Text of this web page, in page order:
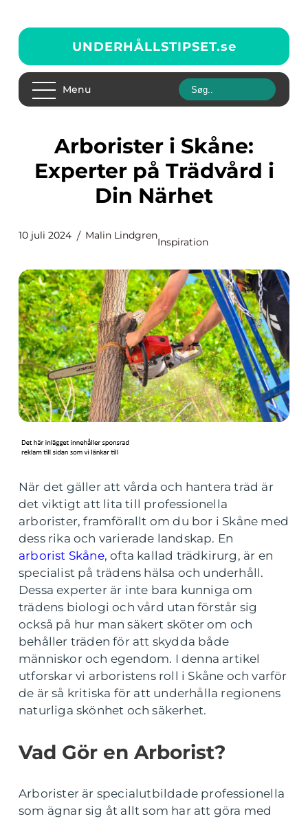
UNDERHÅLLSTIPSET.se
Menu
Arborister i Skåne:
Experter på Trädvård i
Din Närhet
10 juli 2024 Malin Lindgren
Inspiration
När det gäller att vårda och hantera träd är
det viktigt att lita till professionella
arborister, framförallt om du bor i Skåne med
dess rika och varierade landskap. En
arborist Skåne, ofta kallad trädkirurg, är en
specialist på trädens hälsa och underhåll.
Dessa experter är inte bara kunniga om
trädens biologi och vård utan förstår sig
också på hur man säkert sköter om och
behåller träden för att skydda både
människor och egendom. I denna artikel
utforskar vi arboristens roll i Skåne och varför
de är så kritiska för att underhålla regionens
naturliga skönhet och säkerhet.
Vad Gör en Arborist?
Arborister är specialutbildade professionella
som ägnar sig åt allt som har att göra med